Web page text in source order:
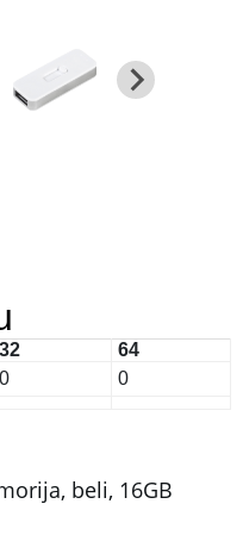
32
64
0 0
beli, 16GB